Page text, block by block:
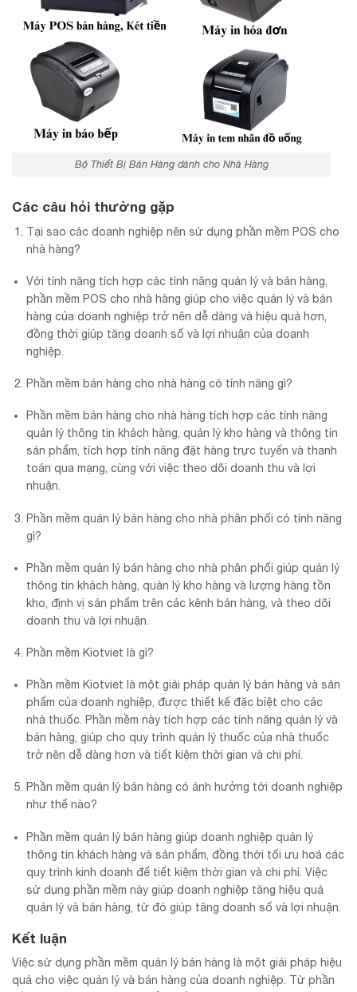
Bộ Thiết Bị Bán Hàng dành cho Nhà Hàng
Các câu hỏi thường gặp
Tại sao các doanh nghiệp nên sử dụng phần mềm POS cho
nhà hàng?
Với tính năng tích hợp các tính năng quản lý và bán hàng,
phần mềm POS cho nhà hàng giúp cho việc quản lý và bán
hàng của doanh nghiệp trở nên dễ dàng và hiệu quả hơn,
đồng thời giúp tăng doanh số và lợi nhuận của doanh
nghiệp.
Phần mềm bán hàng cho nhà hàng có tính năng gì?
Phần mềm bán hàng cho nhà hàng tích hợp các tính năng
quản lý thông tin khách hàng, quản lý kho hàng và thông tin
sản phẩm, tích hợp tính năng đặt hàng trực tuyến và thanh
toán qua mạng, cùng với việc theo dõi doanh thu và lợi
nhuận.
Phần mềm quản lý bán hàng cho nhà phân phối có tính năng
gì?
Phần mềm quản lý bán hàng cho nhà phân phối giúp quản lý
thông tin khách hàng, quản lý kho hàng và lượng hàng tồn
kho, định vị sản phẩm trên các kênh bán hàng, và theo dõi
doanh thu và lợi nhuận.
Phần mềm Kiotviet là gì?
Phần mềm Kiotviet là một giải pháp quản lý bán hàng và sản
phẩm của doanh nghiệp, được thiết kế đặc biệt cho các
nhà thuốc. Phần mềm này tích hợp các tính năng quản lý và
bán hàng, giúp cho quy trình quản lý thuốc của nhà thuốc
trở nên dễ dàng hơn và tiết kiệm thời gian và chi phí.
Phần mềm quản lý bán hàng có ảnh hưởng tới doanh nghiệp
như thế nào?
Phần mềm quản lý bán hàng giúp doanh nghiệp quản lý
thông tin khách hàng và sản phẩm, đồng thời tối ưu hoá các
quy trình kinh doanh để tiết kiệm thời gian và chi phí. Việc
sử dụng phần mềm này giúp doanh nghiệp tăng hiệu quả
quản lý và bán hàng, từ đó giúp tăng doanh số và lợi nhuận.
Kết luận
Việc sử dụng phần mềm quản lý bán hàng là một giải pháp hiệu
quả cho việc quản lý và bán hàng của doanh nghiệp. Từ phần